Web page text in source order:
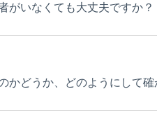
がいなくても大丈夫ですか？
かどうか、どのようにして確